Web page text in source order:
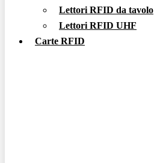
Lettori RFID da tavolo
Lettori RFID UHF
Carte RFID